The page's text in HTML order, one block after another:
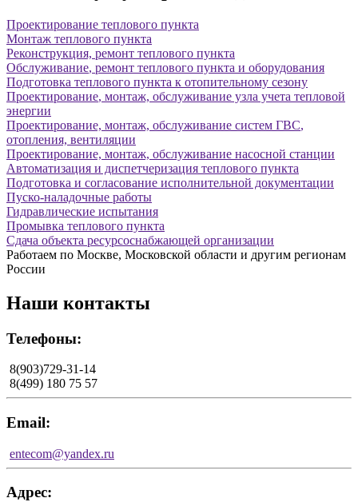
Проектирование теплового пункта
Монтаж теплового пункта
Реконструкция, ремонт теплового пункта
Обслуживание, ремонт теплового пункта и оборудования
Подготовка теплового пункта к отопительному сезону
Проектирование, монтаж, обслуживание узла учета тепловой
энергии
Проектирование, монтаж, обслуживание систем ГВС,
отопления, вентиляции
Проектирование, монтаж, обслуживание насосной станции
Автоматизация и диспетчеризация теплового пункта
Подготовка и согласование исполнительной документации
Пуско-наладочные работы
Гидравлические испытания
Промывка теплового пункта
Сдача объекта ресурсоснабжающей организации
Работаем по Москве, Московской области и другим регионам
России
Наши контакты
Телефоны:
8(903)729-31-14
8(499) 180 75 57
Email:
entecom@yandex.ru
Адрес: